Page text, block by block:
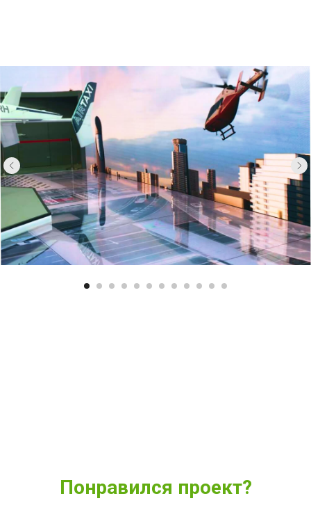
Понравился проект?